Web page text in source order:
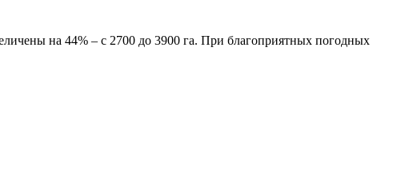
на 44% – с 2700 до 3900 га. При благоприятных погодных